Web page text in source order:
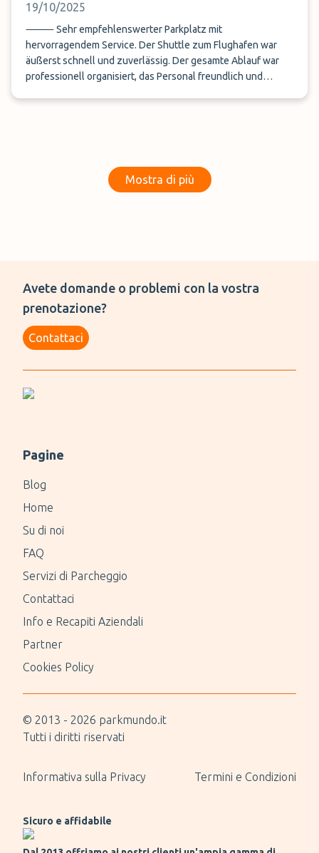
19/10/2025
⸻ Sehr empfehlenswerter Parkplatz mit
hervorragendem Service. Der Shuttle zum Flughafen war
äußerst schnell und zuverlässig. Der gesamte Ablauf war
professionell organisiert, das Personal freundlich und
Mostra di più
Avete domande o problemi con la vostra
prenotazione?
Contattaci
Pagine
Blog
Home
Su di noi
FAQ
Servizi di Parcheggio
Contattaci
Info e Recapiti Aziendali
Partner
Cookies Policy
© 2013 - 2026 parkmundo.it
Tutti i diritti riservati
Informativa sulla Privacy Termini e Condizioni
Sicuro e affidabile